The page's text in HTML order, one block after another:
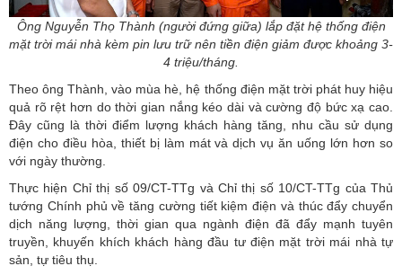
Ông Nguyễn Thọ Thành (người đứng giữa) lắp đặt hệ thống điện
mặt trời mái nhà kèm pin lưu trữ nên tiền điện giảm được khoảng 3-
4 triệu/tháng.
Theo ông Thành, vào mùa hè, hệ thống điện mặt trời phát huy hiệu
quả rõ rệt hơn do thời gian nắng kéo dài và cường độ bức xạ cao.
Đây cũng là thời điểm lượng khách hàng tăng, nhu cầu sử dụng
điện cho điều hòa, thiết bị làm mát và dịch vụ ăn uống lớn hơn so
với ngày thường.
Thực hiện Chỉ thị số 09/CT-TTg và Chỉ thị số 10/CT-TTg của Thủ
tướng Chính phủ về tăng cường tiết kiệm điện và thúc đẩy chuyển
dịch năng lượng, thời gian qua ngành điện đã đẩy mạnh tuyên
truyền, khuyến khích khách hàng đầu tư điện mặt trời mái nhà tự
sản, tự tiêu thụ.